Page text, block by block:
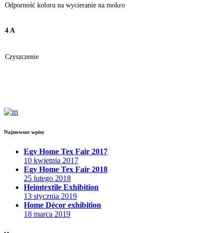
Odporność koloru na wycieranie na mokro
4 A
Czyszczenie
Najnowsze wpisy
Egy Home Tex Fair 2017
10 kwietnia 2017
Egy Home Tex Fair 2018
25 lutego 2018
Heimtextile Exhibition
13 stycznia 2019
Home Décor exhibition
18 marca 2019